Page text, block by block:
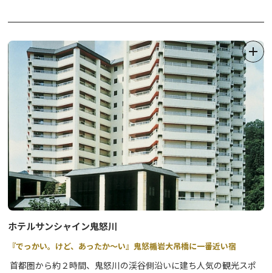
※写真はイメージです。
※2026年の開催は、4月1日（水）～4月26日（日）までとなりま
2026年 桜回遊のマップは以下をご確認ください。
＊2025年以前のパンフレットに掲載されていたお守り頒布、店
舗の情報などは各店舗等にご確認ください。
ホテルサンシャイン鬼怒川
『でっかい。けど、あったか～い』鬼怒楯岩大吊橋に一番近い宿
首都圏から約２時間、鬼怒川の渓谷側沿いに建ち人気の観光スポ